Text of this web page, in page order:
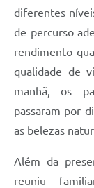
diferentes
de percurso
rendimento
qualidade de
manhã, os
passaram por
as belezas
Além da
reuniu